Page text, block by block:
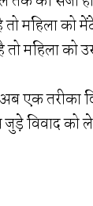
महिला को
तो महिला को
एक तरीका
जुड़े विवाद